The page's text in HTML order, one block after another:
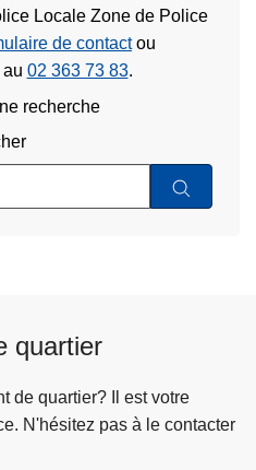
Locale Zone de Police
de contactou
02 363 73 83.
recherche
quartier
de quartier? Il est votre
N'hésitez pas à le contacter